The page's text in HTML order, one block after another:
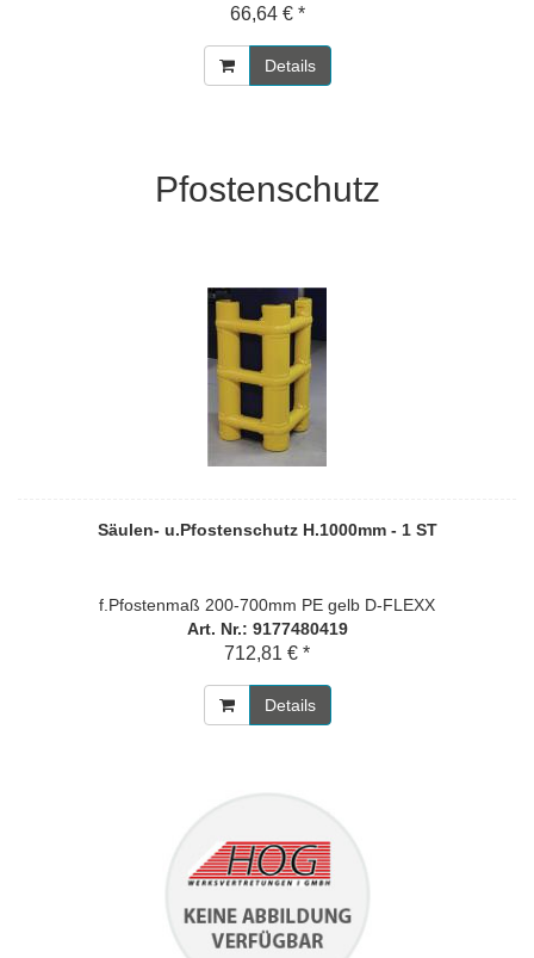
66,64 € *
Details
Pfostenschutz
Säulen- u.Pfostenschutz H.1000mm - 1 ST
f.Pfostenmaß 200-700mm PE gelb D-FLEXX
Art. Nr.: 9177480419
712,81 € *
Details